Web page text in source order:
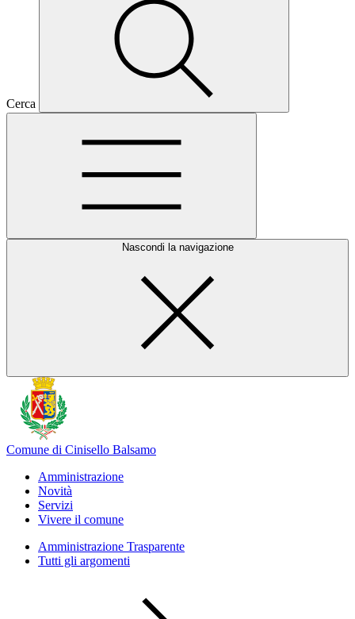
Cerca
Nascondi la navigazione
Comune di Cinisello Balsamo
Amministrazione
Novità
Servizi
Vivere il comune
Amministrazione Trasparente
Tutti gli argomenti